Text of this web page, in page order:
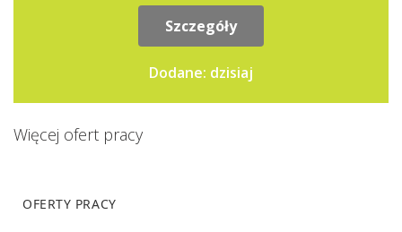
Szczegóły
Dodane: dzisiaj
Więcej ofert pracy
OFERTY PRACY